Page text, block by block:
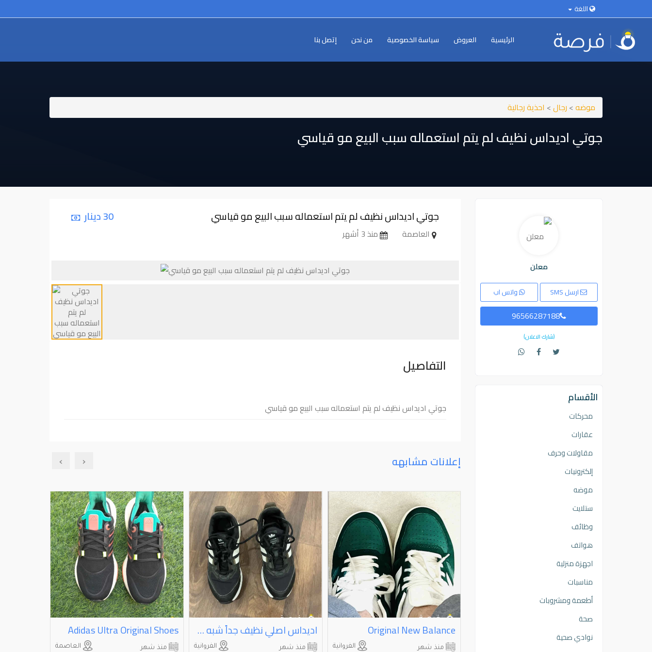
اللغة
الرئيسية العروض سياسة الخصوصية من نحن إتصل بنا
موضه> رجال> احذية رجالية
جوتي اديداس نظيف لم يتم استعماله سبب البيع مو قياسي
جوتي اديداس نظيف لم يتم استعماله سبب البيع مو قياسي
العاصمة منذ 3 أشهر
30 دينار
التفاصيل
جوتي اديداس نظيف لم يتم استعماله سبب البيع مو قياسي
إعلانات مشابهه
اديداس بريدتور ⁦⁦Advancement⁩⁩ Original New Balance
الفروانية منذ شهر
اديداس اصلي نظيف جداً شبه جديد مقاس ⁦⁦42⁩⁩
الفروانية منذ شهر
Adidas Ultra Original Shoes
العاصمة منذ شهر
‹
›
معلن
ارسل SMS واتس اب
96566287188
(شارك الاعلان)
الأقسام
محركات
عقارات
مقاولات وحرف
إلكترونيات
موضه
ستلايت
وظائف
هواتف
اجهزة منزلية
مناسبات
أطعمة ومشروبات
صحة
نوادي صحية